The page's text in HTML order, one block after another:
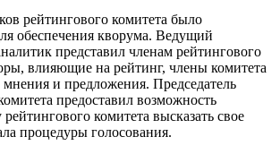
рейтингового комитета было
обеспечения кворума. Ведущий
представил членам рейтингового
влияющие на рейтинг, члены комитета
и предложения. Председатель
предоставил возможность
комитета высказать свое
процедуры голосования.